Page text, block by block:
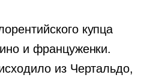
купца
и француженки.
из Чертальдо,